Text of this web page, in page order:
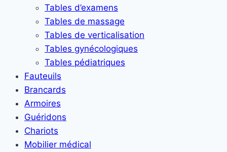
Tables d’examens
Tables de massage
Tables de verticalisation
Tables gynécologiques
Tables pédiatriques
Fauteuils
Brancards
Armoires
Guéridons
Chariots
Mobilier médical